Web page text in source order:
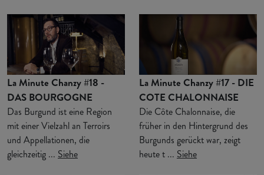
La Minute Chanzy #18 -
DAS BOURGOGNE
Das Burgund ist eine Region
mit einer Vielzahl an Terroirs
und Appellationen, die
gleichzeitig ... Siehe
La Minute Chanzy #17 - DIE
COTE CHALONNAISE
Die Côte Chalonnaise, die
früher in den Hintergrund des
Burgunds gerückt war, zeigt
heute t ... Siehe